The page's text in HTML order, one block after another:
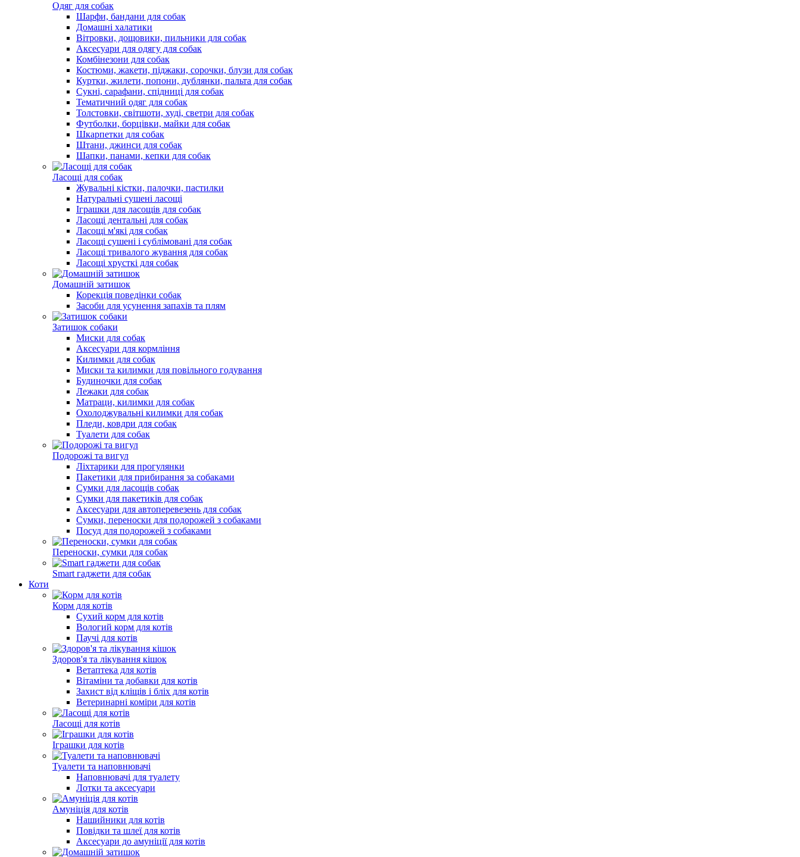
Одяг для собак
Шарфи, бандани для собак
Домашні халатики
Вітровки, дощовики, пильники для собак
Аксесуари для одягу для собак
Комбінезони для собак
Костюми, жакети, піджаки, сорочки, блузи для собак
Куртки, жилети, попони, дублянки, пальта для собак
Сукні, сарафани, спідниці для собак
Тематичний одяг для собак
Толстовки, світшоти, худі, светри для собак
Футболки, борцівки, майки для собак
Шкарпетки для собак
Штани, джинси для собак
Шапки, панами, кепки для собак
Ласощі для собак
Жувальні кістки, палочки, пастилки
Натуральні сушені ласощі
Іграшки для ласощів для собак
Ласощі дентальні для собак
Ласощі м'які для собак
Ласощі сушені і сублімовані для собак
Ласощі тривалого жування для собак
Ласощі хрусткі для собак
Домашній затишок
Корекція поведінки собак
Засоби для усунення запахів та плям
Затишок собаки
Миски для собак
Аксесуари для кормління
Килимки для собак
Миски та килимки для повільного годування
Будиночки для собак
Лежаки для собак
Матраци, килимки для собак
Охолоджувальні килимки для собак
Пледи, ковдри для собак
Туалети для собак
Подорожі та вигул
Ліхтарики для прогулянки
Пакетики для прибирання за собаками
Сумки для ласощів собак
Сумки для пакетиків для собак
Аксесуари для автоперевезень для собак
Сумки, переноски для подорожей з собаками
Посуд для подорожей з собаками
Переноски, сумки для собак
Smart гаджети для собак
Коти
Корм для котів
Сухий корм для котів
Вологий корм для котів
Паучі для котів
Здоров'я та лікування кішок
Ветаптека для котів
Вітаміни та добавки для котів
Захист від кліщів і бліх для котів
Ветеринарні коміри для котів
Ласощі для котів
Іграшки для котів
Туалети та наповнювачі
Наповнювачі для туалету
Лотки та аксесуари
Амуніція для котів
Нашийники для котів
Повідки та шлеї для котів
Аксесуари до амуніції для котів